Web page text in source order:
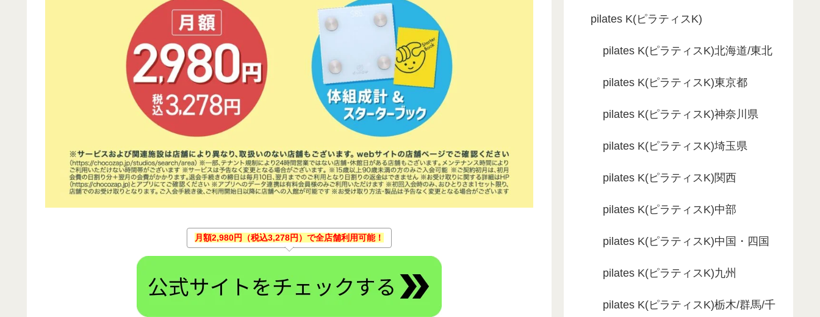
月額2,980円（税込3,278円）で全店舗利用可能！
pilates K(ピラティスK)
pilates K(ピラティスK)北海道/東北
pilates K(ピラティスK)東京都
pilates K(ピラティスK)神奈川県
pilates K(ピラティスK)埼玉県
pilates K(ピラティスK)関西
pilates K(ピラティスK)中部
pilates K(ピラティスK)中国・四国
pilates K(ピラティスK)九州
pilates K(ピラティスK)栃木/群馬/千